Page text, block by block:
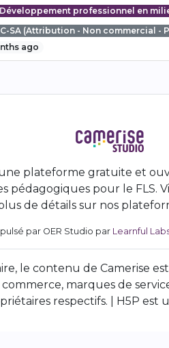
professionnel en
SA (Attribution - Non commercial
ago
plateforme gratuite et
pédagogiques pour le FLS.
de détails sur nos
par OER Studio par Learnful
le contenu de Camerise est
marques de
respectifs. | H5P est